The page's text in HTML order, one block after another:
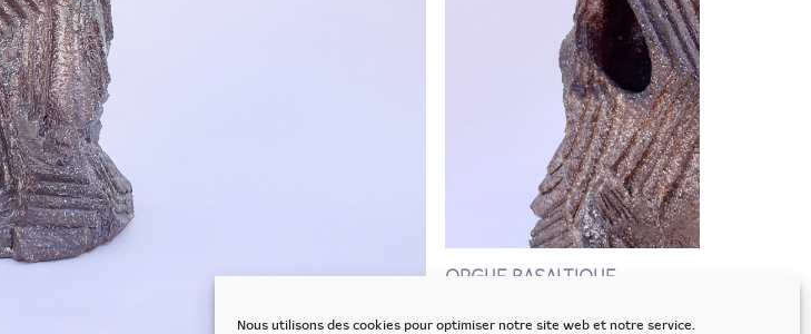
Nous utilisons des cookies pour optimiser notre site web et notre service.
ORGUE BASALTIQUE
VENDU